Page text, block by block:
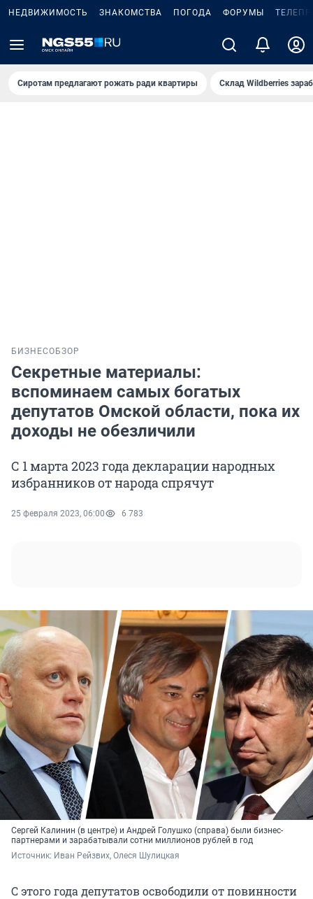
НЕДВИЖИМОСТЬ ЗНАКОМСТВА ПОГОДА ФОРУМЫ
Сиротам предлагают рожать ради квартиры Склад Wildberries
БИЗНЕСОБЗОР
Секретные материалы:
вспоминаем самых богатых
депутатов Омской области, пока их
доходы не обезличили
С 1 марта 2023 года декларации народных
избранников от народа спрячут
25 февраля 2023, 06:00 6 783
Сергей Калинин (в центре) и Андрей Голушко (справа) были бизнес-
партнерами и зарабатывали сотни миллионов рублей в год
Источник: Иван Рейзвих, Олеся Шулицкая
С этого года депутатов освободили от повинности